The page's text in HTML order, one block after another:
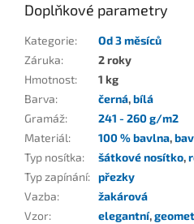
Doplňkové parametry
Kategorie:
Od 3 měsíců
Záruka:
2 roky
Hmotnost:
1 kg
Barva: černá,bílá
Gramáž:
241 - 260 g/m2
Materiál: 100 % bavlna,
Typ nosítka: šátkové nosítko,
Typ zapínání: přezky
Vazba:
žakárová
Vzor: elegantní,